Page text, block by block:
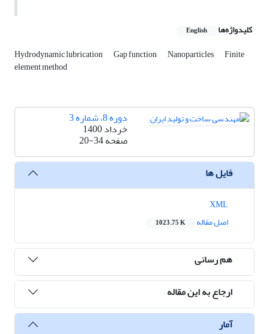
کلیدواژه‌ها English
Hydrodynamic lubrication Gap function Nanoparticles Finite
element method
دوره 8، شماره 3
خرداد 1400
صفحه20-34
فایل ها
اصل مقاله
1023.75 K
هم رسانی
ارجاع به این مقاله
آمار